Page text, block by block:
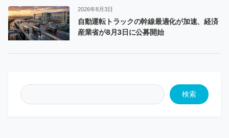
2026年8月3日
自動運転トラックの幹線最適化が加速、経済
産業省が8月3日に公募開始
検索